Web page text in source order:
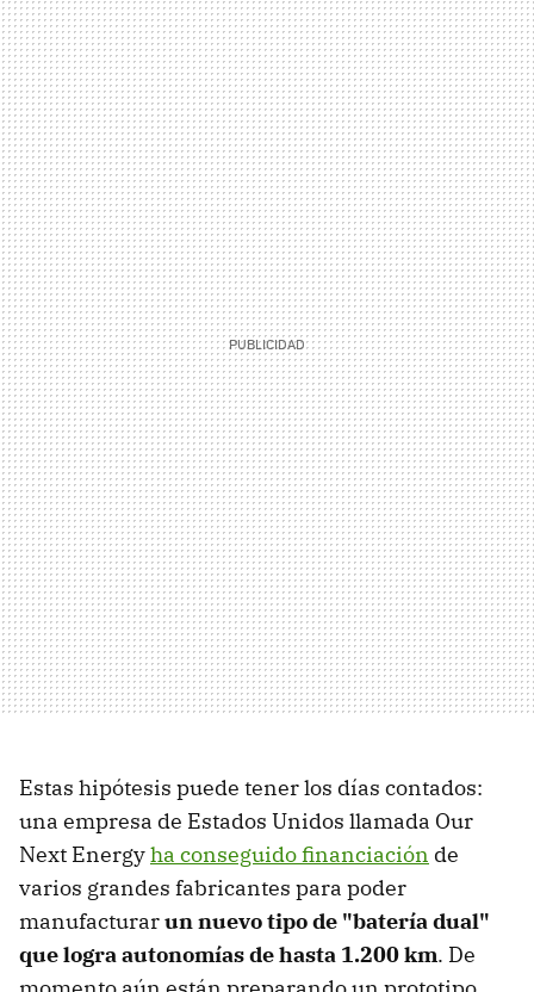
Estas hipótesis puede tener los días contados:
una empresa de Estados Unidos llamada Our
Next Energyha conseguido financiación de
varios grandes fabricantes para poder
manufacturarun nuevo tipo de "batería dual"
que logra autonomías de hasta 1.200 km. De